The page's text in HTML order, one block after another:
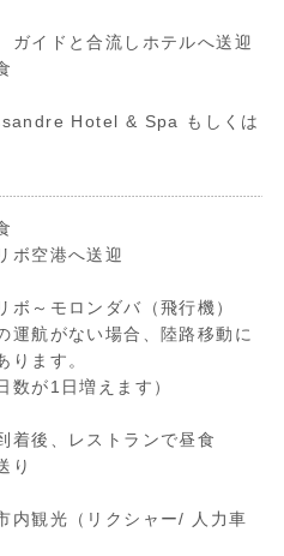
ガイドと合流しホテルへ送迎
Hotel & Spa もしくは
ボ空港へ送迎
ボ～モロンダバ（飛行機）
運航がない場合、陸路移動に
ります。
数が1日増えます）
着後、レストランで昼食
り
内観光（リクシャー/ 人力車